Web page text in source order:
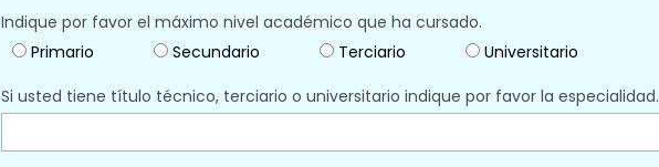
Indique por favor el máximo nivel académico que ha cursado.
Primario
Secundario Terciario
Universitario
Si usted tiene título técnico, terciario o universitario indique por favor la especialidad.